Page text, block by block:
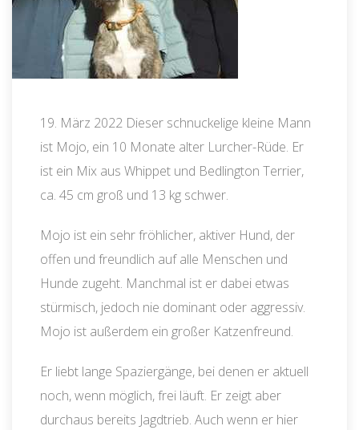
19. März 2022 Dieser schnuckelige kleine Mann
ist Mojo, ein 10 Monate alter Lurcher-Rüde. Er
ist ein Mix aus Whippet und Bedlington Terrier,
ca. 45 cm groß und 13 kg schwer.
Mojo ist ein sehr fröhlicher, aktiver Hund, der
offen und freundlich auf alle Menschen und
Hunde zugeht. Manchmal ist er dabei etwas
stürmisch, jedoch nie dominant oder aggressiv.
Mojo ist außerdem ein großer Katzenfreund.
Er liebt lange Spaziergänge, bei denen er aktuell
noch, wenn möglich, frei läuft. Er zeigt aber
durchaus bereits Jagdtrieb. Auch wenn er hier